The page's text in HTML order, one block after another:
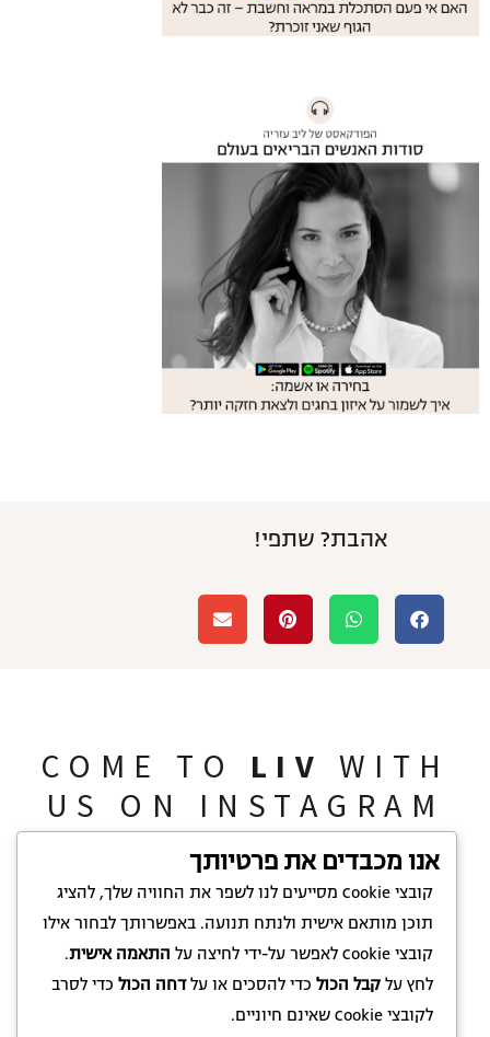
אהבת? שתפי!
COME TO LIV WITH
US ON INSTAGRAM
אנו מכבדים את פרטיותך
קובצי Cookie מסייעים לנו לשפר את החוויה שלך, להציג
תוכן מותאם אישית ולנתח תנועה. באפשרותך לבחור אילו
קובצי Cookie לאפשר על-ידי לחיצה על
התאמה אישית.
לחץ על קבל הכולכדי להסכים או עלדחה הכולכדי לסרב
לקובצי Cookie שאינם חיוניים.